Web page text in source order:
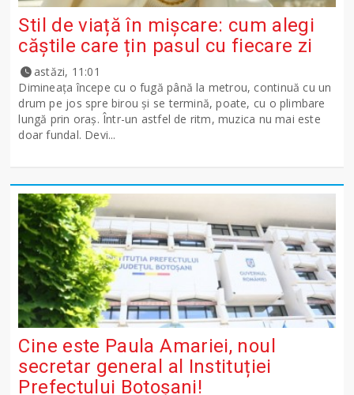
Stil de viață în mișcare: cum alegi
căștile care țin pasul cu fiecare zi
astăzi, 11:01
Dimineața începe cu o fugă până la metrou, continuă cu un
drum pe jos spre birou și se termină, poate, cu o plimbare
lungă prin oraș. Într-un astfel de ritm, muzica nu mai este
doar fundal. Devi...
Cine este Paula Amariei, noul
secretar general al Instituției
Prefectului Botoșani!